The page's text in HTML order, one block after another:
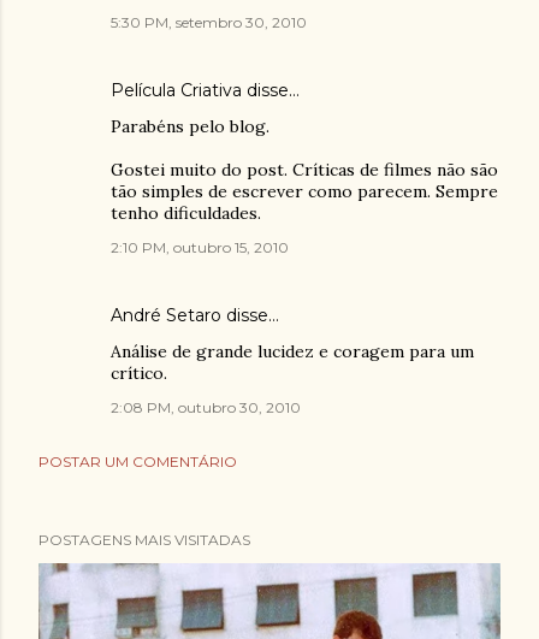
5:30 PM, setembro 30, 2010
Película Criativa disse…
Parabéns pelo blog.
Gostei muito do post. Críticas de filmes não são
tão simples de escrever como parecem. Sempre
tenho dificuldades.
2:10 PM, outubro 15, 2010
André Setaro disse…
Análise de grande lucidez e coragem para um
crítico.
2:08 PM, outubro 30, 2010
POSTAR UM COMENTÁRIO
POSTAGENS MAIS VISITADAS